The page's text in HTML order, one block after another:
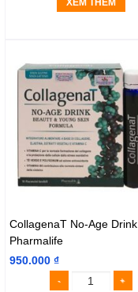
XEM THÊM
CollagenaT No-Age Drink
Pharmalife
950.000 ₫